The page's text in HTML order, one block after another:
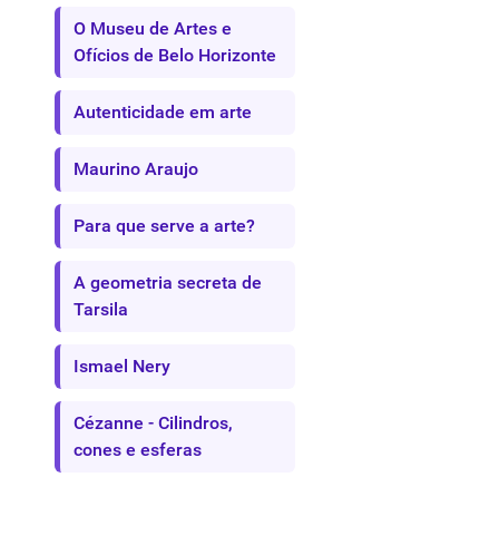
O Museu de Artes e
Ofícios de Belo Horizonte
Autenticidade em arte
Maurino Araujo
Para que serve a arte?
A geometria secreta de
Tarsila
Ismael Nery
Cézanne - Cilindros,
cones e esferas